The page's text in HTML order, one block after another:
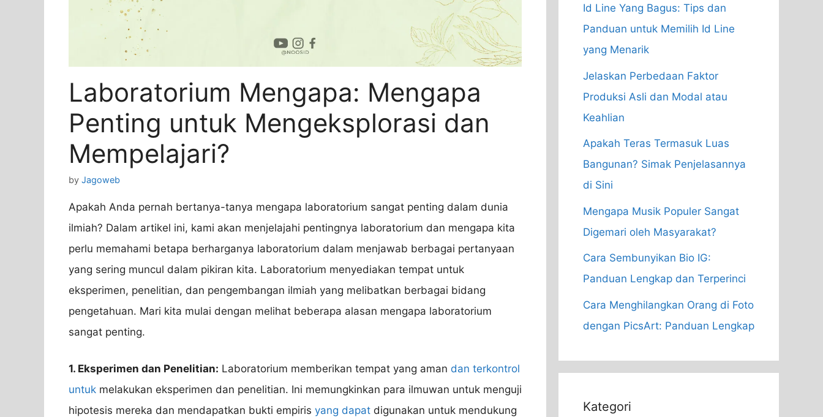
Laboratorium Mengapa: Mengapa
Penting untuk Mengeksplorasi dan
Mempelajari?
by Jagoweb
Apakah Anda pernah bertanya-tanya mengapa laboratorium sangat penting dalam dunia
ilmiah? Dalam artikel ini, kami akan menjelajahi pentingnya laboratorium dan mengapa kita
perlu memahami betapa berharganya laboratorium dalam menjawab berbagai pertanyaan
yang sering muncul dalam pikiran kita. Laboratorium menyediakan tempat untuk
eksperimen, penelitian, dan pengembangan ilmiah yang melibatkan berbagai bidang
pengetahuan. Mari kita mulai dengan melihat beberapa alasan mengapa laboratorium
sangat penting.
1. Eksperimen dan Penelitian: Laboratorium memberikan tempat yang aman dan terkontrol
untuk melakukan eksperimen dan penelitian. Ini memungkinkan para ilmuwan untuk menguji
hipotesis mereka dan mendapatkan bukti empiris yang dapat digunakan untuk mendukung
Id Line Yang Bagus: Tips dan
Panduan untuk Memilih Id Line
yang Menarik
Jelaskan Perbedaan Faktor
Produksi Asli dan Modal atau
Keahlian
Apakah Teras Termasuk Luas
Bangunan? Simak Penjelasannya
di Sini
Mengapa Musik Populer Sangat
Digemari oleh Masyarakat?
Cara Sembunyikan Bio IG:
Panduan Lengkap dan Terperinci
Cara Menghilangkan Orang di Foto
dengan PicsArt: Panduan Lengkap
Kategori